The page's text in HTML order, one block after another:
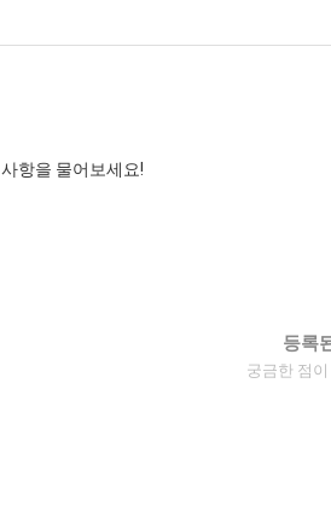
항을 물어보세요!
등록
궁금한 점